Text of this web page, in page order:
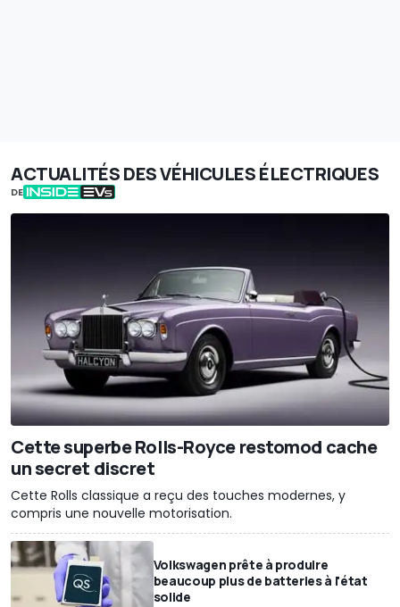
ACTUALITÉS DES VÉHICULES ÉLECTRIQUES
DE
Cette superbe Rolls-Royce restomod cache
un secret discret
Cette Rolls classique a reçu des touches modernes, y
compris une nouvelle motorisation.
Volkswagen prête à produire
beaucoup plus de batteries à l'état
solide